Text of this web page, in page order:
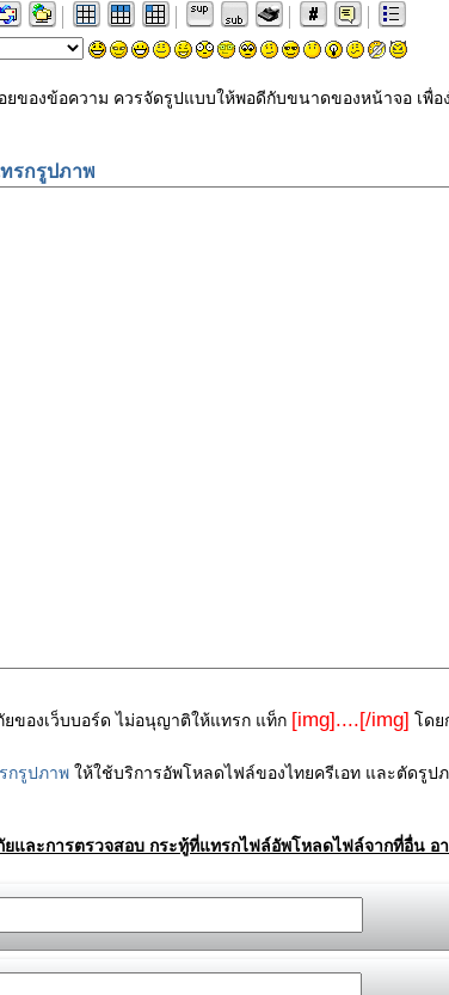
อยของข้อความ ควรจัดรูปแบบให้พอดีกับขนาดของหน้าจอ เพื่
รกรูปภาพ
ยของเว็บบอร์ด ไม่อนุญาติให้แทรก แท็ก [img]....[/img] โดย
กรูปภาพ ให้ใช้บริการอัพโหลดไฟล์ของไทยครีเอท และตัดรู
ยและการตรวจสอบ กระทู้ที่แทรกไฟล์อัพโหลดไฟล์จากที่อื่น อ